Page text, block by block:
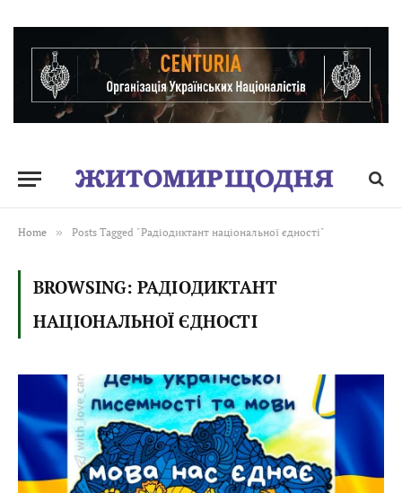
Home » Posts Tagged "Радіодиктант національної єдності"
BROWSING: РАДІОДИКТАНТ
НАЦІОНАЛЬНОЇ ЄДНОСТІ